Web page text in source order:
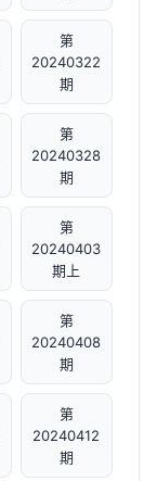
第
20240322
期
第
20240328
期
第
20240403
期上
第
20240408
期
第
20240412
期